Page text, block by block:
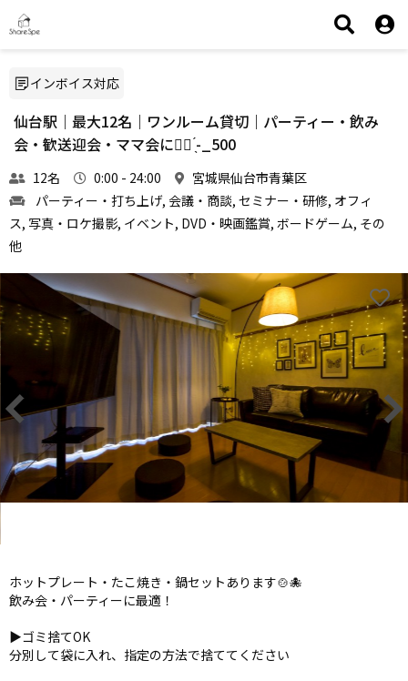
インボイス対応
仙台駅｜最大12名｜ワンルーム貸切｜パーティー・飲み
会・歓送迎会・ママ会に👌🏻 ̖́-‬_500
12名 0:00 - 24:00
宮城県仙台市青葉区
パーティー・打ち上げ, 会議・商談, セミナー・研修, オフィ
ス, 写真・ロケ撮影, イベント, DVD・映画鑑賞, ボードゲーム, その
他
ホットプレート・たこ焼き・鍋セットあります🍲🐙
飲み会・パーティーに最適！
▶ゴミ捨てOK
分別して袋に入れ、指定の方法で捨ててください